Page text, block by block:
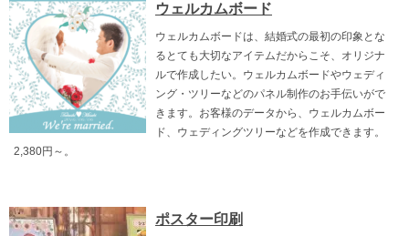
ウェルカムボード
ウェルカムボードは、結婚式の最初の印象とな
るとても大切なアイテムだからこそ、オリジナ
ルで作成したい。ウェルカムボードやウェディ
ング・ツリーなどのパネル制作のお手伝いがで
きます。お客様のデータから、ウェルカムボー
ド、ウェディングツリーなどを作成できます。
2,380円～。
ポスター印刷